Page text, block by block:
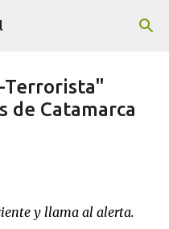
Terrorista"
de Catamarca
y llama al alerta.